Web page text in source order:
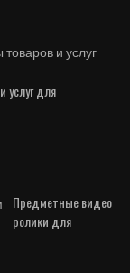
услуг для
Предметные видео
ролики для